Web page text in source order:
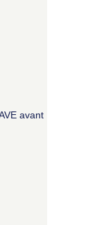
avant